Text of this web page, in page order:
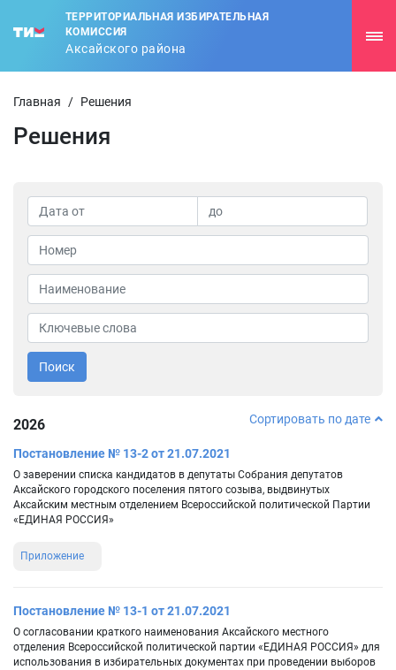
ТЕРРИТОРИАЛЬНАЯ ИЗБИРАТЕЛЬНАЯ
КОМИССИЯ
Аксайского района
Главная / Решения
Решения
Поиск
2026 Сортировать по дате
Постановление № 13-2 от 21.07.2021
О заверении списка кандидатов в депутаты Собрания депутатов
Аксайского городского поселения пятого созыва, выдвинутых
Аксайским местным отделением Всероссийской политической Партии
«ЕДИНАЯ РОССИЯ»
Приложение
Постановление № 13-1 от 21.07.2021
О согласовании краткого наименования Аксайского местного
отделения Всероссийской политической партии «ЕДИНАЯ РОССИЯ» для
использования в избирательных документах при проведении выборов